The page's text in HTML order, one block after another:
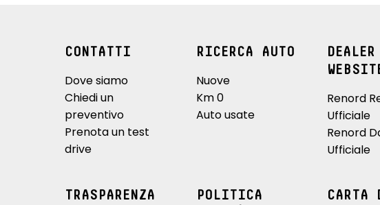
CONTATTI
Dove siamo
Chiedi un
preventivo
Prenota un test
drive
RICERCA AUTO
Nuove
Km 0
Auto usate
DEALER
Renord
Ufficiale
Renord
Ufficiale
TRASPARENZA
POLITICA
CARTA